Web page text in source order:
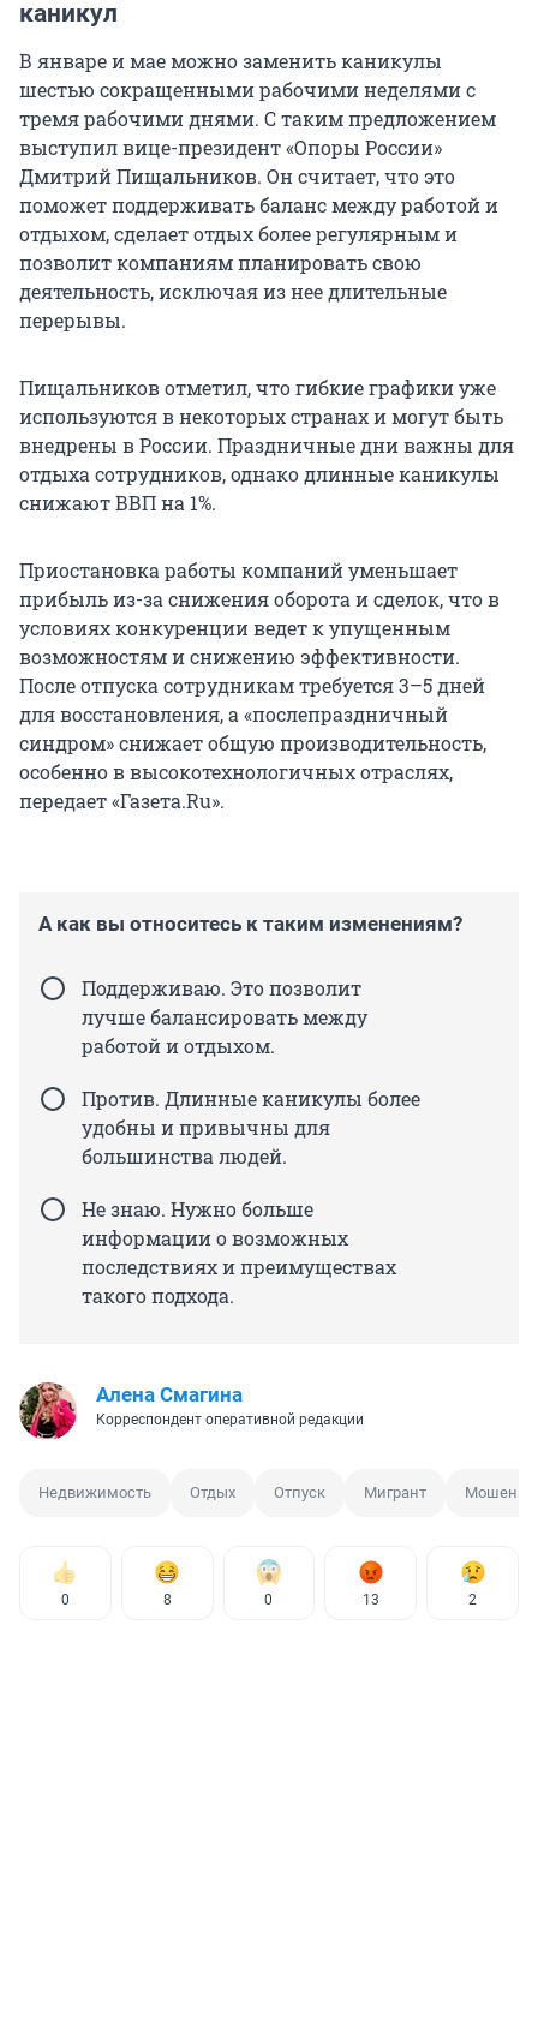
каникул
В январе и мае можно заменить каникулы
шестью сокращенными рабочими неделями с
тремя рабочими днями. С таким предложением
выступил вице-президент «Опоры России»
Дмитрий Пищальников. Он считает, что это
поможет поддерживать баланс между работой и
отдыхом, сделает отдых более регулярным и
позволит компаниям планировать свою
деятельность, исключая из нее длительные
перерывы.
Пищальников отметил, что гибкие графики уже
используются в некоторых странах и могут быть
внедрены в России. Праздничные дни важны для
отдыха сотрудников, однако длинные каникулы
снижают ВВП на 1%.
Приостановка работы компаний уменьшает
прибыль из-за снижения оборота и сделок, что в
условиях конкуренции ведет к упущенным
возможностям и снижению эффективности.
После отпуска сотрудникам требуется 3–5 дней
для восстановления, а «послепраздничный
синдром» снижает общую производительность,
особенно в высокотехнологичных отраслях,
передает «Газета.Ru».
А как вы относитесь к таким изменениям?
Поддерживаю. Это позволит
лучше балансировать между
работой и отдыхом.
Против. Длинные каникулы более
удобны и привычны для
большинства людей.
Не знаю. Нужно больше
информации о возможных
последствиях и преимуществах
такого подхода.
Алена Смагина
Корреспондент оперативной редакции
Недвижимость Отдых Отпуск Мигрант
0 8 0 13 2